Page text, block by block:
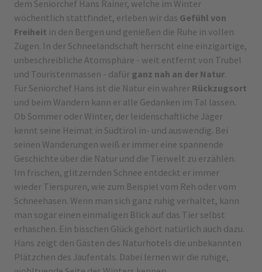
dem Seniorchef Hans Rainer, welche im Winter
wöchentlich stattfindet, erleben wir das Gefühl von
Freiheit in den Bergen und genießen die Ruhe in vollen
Zügen. In der Schneelandschaft herrscht eine einzigartige,
unbeschreibliche Atomsphäre - weit entfernt von Trubel
und Touristenmassen - dafür ganz nah an der Natur.
Für Seniorchef Hans ist die Natur ein wahrer Rückzugsort
und beim Wandern kann er alle Gedanken im Tal lassen.
Ob Sommer oder Winter, der leidenschaftliche Jäger
kennt seine Heimat in Südtirol in- und auswendig. Bei
seinen Wanderungen weiß er immer eine spannende
Geschichte über die Natur und die Tierwelt zu erzählen.
Im frischen, glitzernden Schnee entdeckt er immer
wieder Tierspuren, wie zum Beispiel vom Reh oder vom
Schneehasen. Wenn man sich ganz ruhig verhaltet, kann
man sogar einen einmaligen Blick auf das Tier selbst
erhaschen. Ein bisschen Glück gehört natürlich auch dazu.
Hans zeigt den Gästen des Naturhotels die unbekannten
Plätzchen des Jaufentals. Dabei lernen wir die ruhige,